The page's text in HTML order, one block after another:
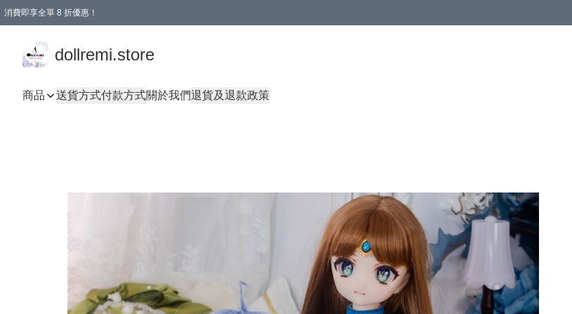
消費即享全單 8 折優惠！
dollremi.store
商品 送貨方式付款方式關於我們退貨及退款政策